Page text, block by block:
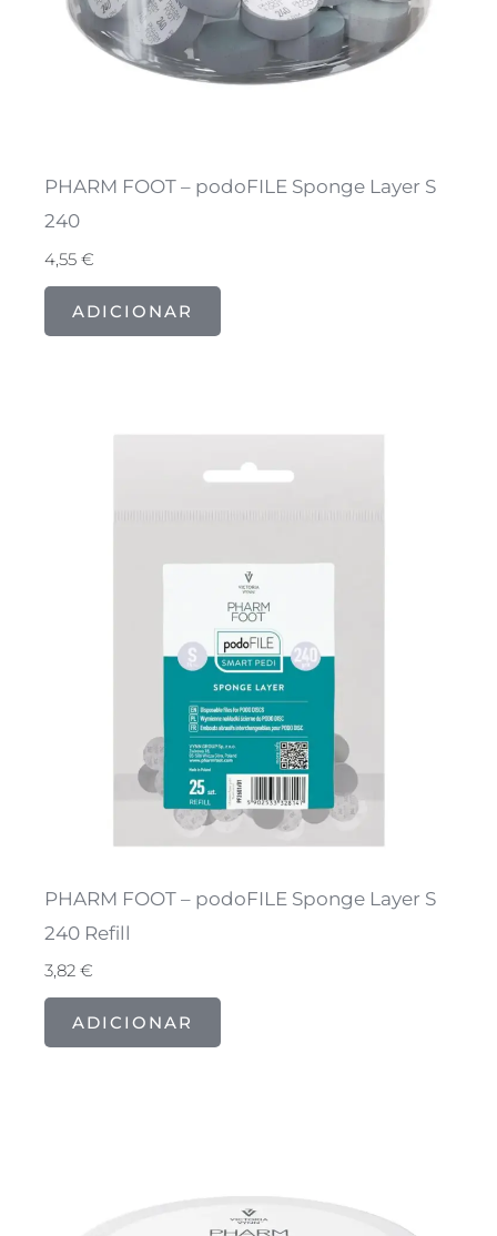
PHARM FOOT – podoFILE Sponge Layer S
240
4,55€
ADICIONAR
PHARM FOOT – podoFILE Sponge Layer S
240 Refill
3,82€
ADICIONAR